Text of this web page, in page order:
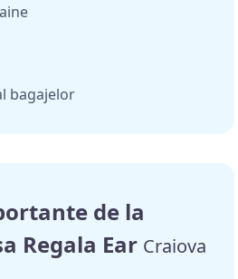
bagajelor
de la
Regala Ear Craiova